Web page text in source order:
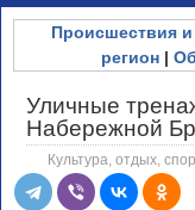
Происшествия
регион |
Уличные
Набережной
Культура, отдых,